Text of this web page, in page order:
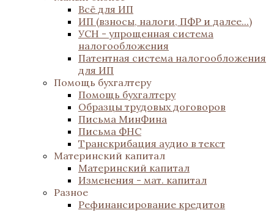
Всё для ИП
ИП (взносы, налоги, ПФР и далее...)
УСН - упрощенная система
налогообложения
Патентная система налогообложения
для ИП
Помощь бухгалтеру
Помощь бухгалтеру
Образцы трудовых договоров
Письма МинФина
Письма ФНС
Транскрибация аудио в текст
Материнский капитал
Материнский капитал
Изменения - мат. капитал
Разное
Рефинансирование кредитов